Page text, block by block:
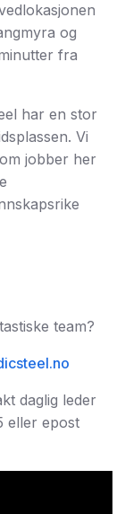
og
fra
har en stor
Vi
jobber her
team?
daglig leder
eller epost